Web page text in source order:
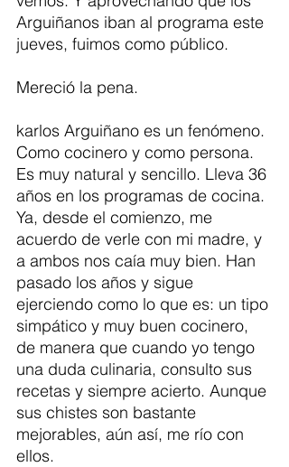
Arguiñanos iban al programa este
jueves, fuimos como público.
Mereció la pena.
karlos Arguiñano es un fenómeno.
Como cocinero y como persona.
Es muy natural y sencillo. Lleva 36
años en los programas de cocina.
Ya, desde el comienzo, me
acuerdo de verle con mi madre, y
a ambos nos caía muy bien. Han
pasado los años y sigue
ejerciendo como lo que es: un tipo
simpático y muy buen cocinero,
de manera que cuando yo tengo
una duda culinaria, consulto sus
recetas y siempre acierto. Aunque
sus chistes son bastante
mejorables, aún así, me río con
ellos.